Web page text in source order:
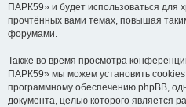
ПАРК59» и будет использоваться для
прочтённых вами темах, повышая
форумами.
Также во время просмотра
ПАРК59» мы можем установить
программному обеспечению phpBB,
документа, целью которого является